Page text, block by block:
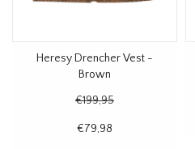
Heresy Drencher Vest -
Brown
€199,95
€79,98